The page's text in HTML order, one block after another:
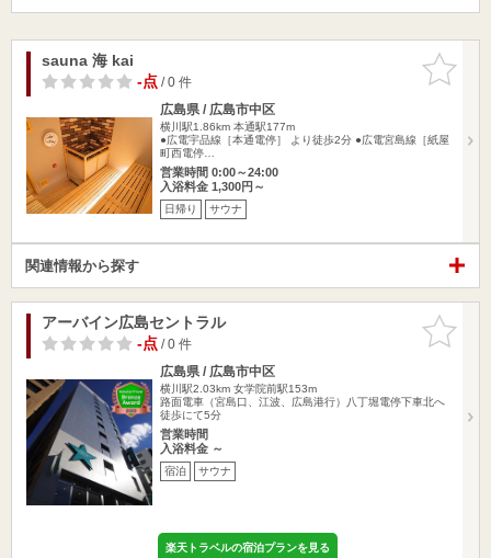
お気に入
りに追加
sauna 海 kai
-点/ 0 件
広島県 / 広島市中区
横川駅1.86km 本通駅177m
●広電宇品線［本通電停］ より徒歩2分 ●広電宮島線［紙屋
町西電停…
営業時間 0:00～24:00
入浴料金 1,300円～
日帰り サウナ
関連情報から探す
お気に入
りに追加
アーバイン広島セントラル
-点/ 0 件
広島県 / 広島市中区
横川駅2.03km 女学院前駅153m
路面電車（宮島口、江波、広島港行）八丁堀電停下車北へ
徒歩にて5分
営業時間
入浴料金 ～
宿泊 サウナ
楽天トラベルの宿泊プランを見る